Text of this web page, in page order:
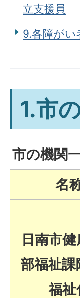
立支援員
9.各障がい
1.市
市の機関
名
日南市
部福祉課
福祉